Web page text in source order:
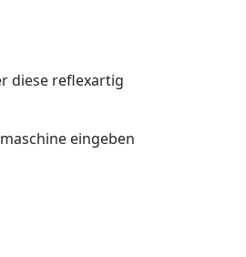
diese reflexartig
eingeben